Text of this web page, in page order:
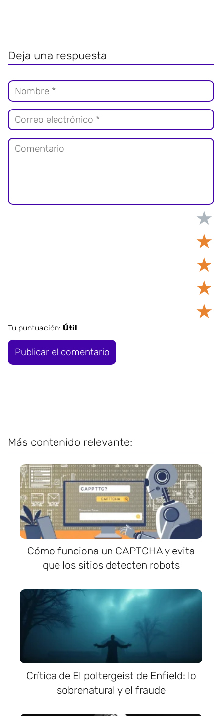
Deja una respuesta
★
★
★
★
★
Tu puntuación: Útil
Más contenido relevante:
Cómo funciona un CAPTCHA y evita
que los sitios detecten robots
Crítica de El poltergeist de Enfield: lo
sobrenatural y el fraude